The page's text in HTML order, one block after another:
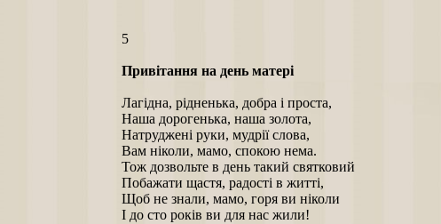
5
Привітання на день матері
Лагідна, рідненька, добра і проста,
Наша дорогенька, наша золота,
Натруджені руки, мудрії слова,
Вам ніколи, мамо, спокою нема.
Тож дозвольте в день такий святковий
Побажати щастя, радості в житті,
Щоб не знали, мамо, горя ви ніколи
І до сто років ви для нас жили!